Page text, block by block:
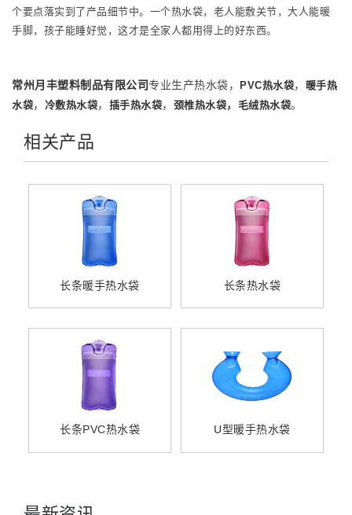
个要点落实到了产品细节中。一个热水袋，老人能敷关节，大人能暖
手脚，孩子能睡好觉，这才是全家人都用得上的好东西。
常州月丰塑料制品有限公司专业生产热水袋， PVC热水袋，
暖手热
水袋， 冷敷热水袋， 插手热水袋， 颈椎热水袋， 毛绒热水袋。
相关产品
长条暖手热水袋 长条热水袋
长条PVC热水袋 U型暖手热水袋